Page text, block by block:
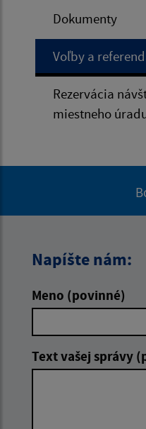
Dokumenty
Voľby a
Rezervácia
miestneho
Napíšte nám:
Meno (povinné)
Text vašej správy